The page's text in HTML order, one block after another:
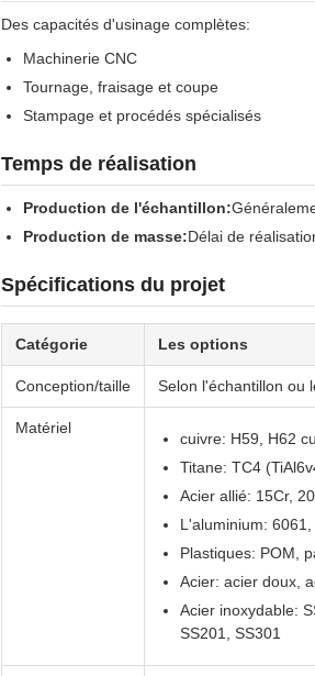
Des capacités d'usinage complètes:
Machinerie CNC
Tournage, fraisage et coupe
Stampage et procédés spécialisés
Temps de réalisation
Production de l'échantillon:
Production de masse:Délai de
Spécifications du projet
Catégorie Les options
Conception/taille Selon l'échantillon ou
Matériel
cuivre: H59, H62
Titane: TC4
Acier allié: 15Cr,
L'aluminium:
Plastiques: POM,
Acier: acier doux,
Acier inoxydable:
SS201, SS301